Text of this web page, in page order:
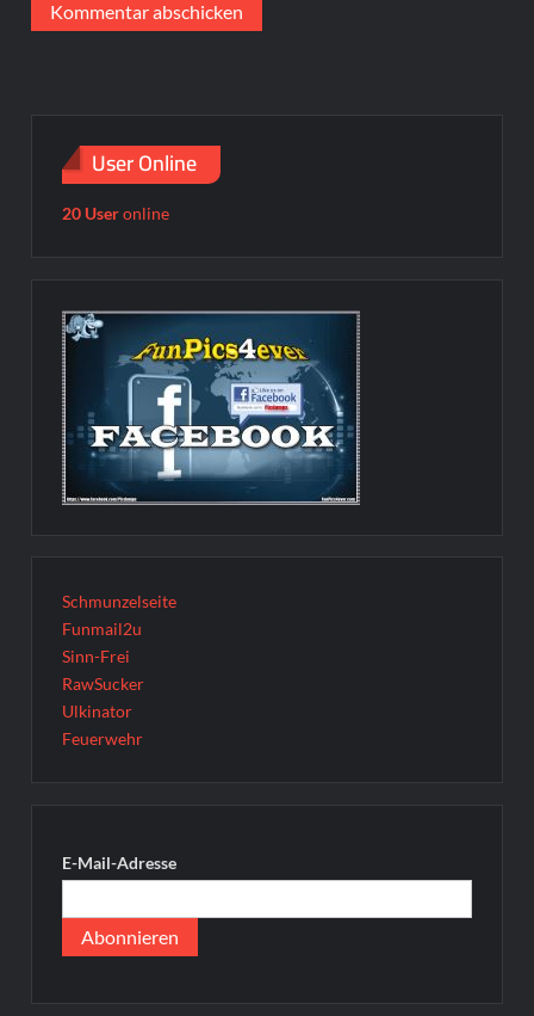
User Online
20 Useronline
Schmunzelseite
Funmail2u
Sinn-Frei
RawSucker
Ulkinator
Feuerwehr
E-Mail-Adresse